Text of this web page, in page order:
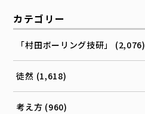
カテゴリー
「村田ボーリング技研」 (2,076)
徒然 (1,618)
考え方 (960)